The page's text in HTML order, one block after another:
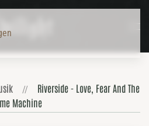
Riverside - Love, Fear And The
Machine